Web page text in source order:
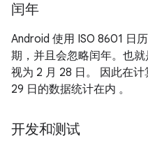
闰年
Android 使用 ISO 8601 日
期，并且会忽略闰年。也
视为 2 月 28 日。 因此在
29 日的数据统计在内 。
开发和测试